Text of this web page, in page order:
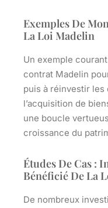
Exemples De
La Loi Madelin
Un exemple
contrat Madelin
puis à réinvestir les
l’acquisition de
une boucle
croissance du
Études De Cas :
Bénéficié De La
De nombreux